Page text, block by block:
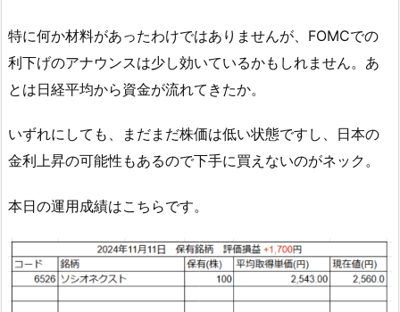
特に何か材料があったわけではありませんが、FOMCでの
利下げのアナウンスは少し効いているかもしれません。あ
とは日経平均から資金が流れてきたか。
いずれにしても、まだまだ株価は低い状態ですし、日本の
金利上昇の可能性もあるので下手に買えないのがネック。
本日の運用成績はこちらです。